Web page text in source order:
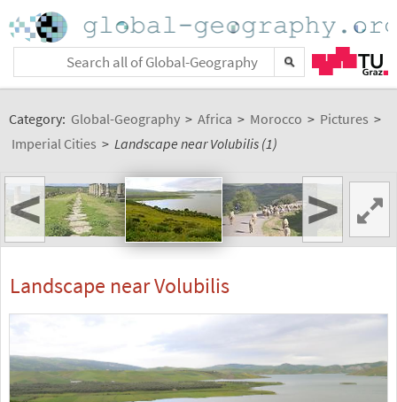
Category: Global-Geography > Africa > Morocco > Pictures >
Imperial Cities > Landscape near Volubilis (1)
< >
Landscape near Volubilis